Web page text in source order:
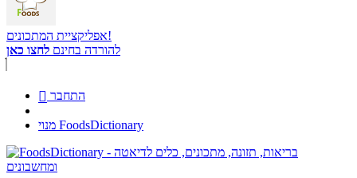
אפליקציית המתכונים!
להורדה בחינם לחצו כאן
 התחבר
מנוי FoodsDictionary